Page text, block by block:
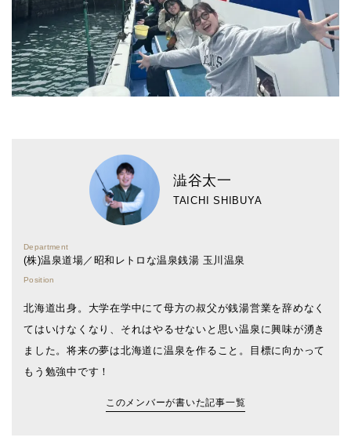
澁谷太一
TAICHI SHIBUYA
Department
(株)温泉道場／昭和レトロな温泉銭湯 玉川温泉
Position
北海道出身。大学在学中にて母方の叔父が銭湯営業を辞めなく
てはいけなくなり、それはやるせないと思い温泉に興味が湧き
ました。将来の夢は北海道に温泉を作ること。目標に向かって
もう勉強中です！
このメンバーが書いた記事一覧